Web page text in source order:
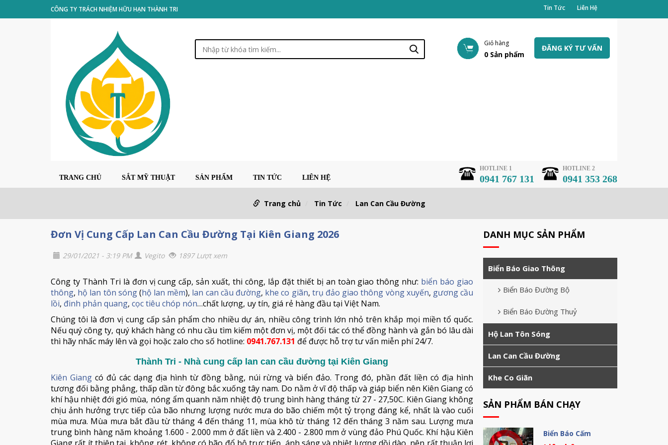
CÔNG TY TRÁCH NHIỆM HỮU HẠN THÀNH TRI Tin Tức Liên Hệ
Giỏ hàng
0 Sản phẩm
ĐĂNG KÝ TƯ VẤN
TRANG CHỦ SẮT MỸ THUẬT SẢN PHẨM TIN TỨC LIÊN HỆ
HOTLINE 2
0941 353 268
HOTLINE 1
0941 767 131
Trang chủ Tin Tức Lan Can Cầu Đường
Đơn Vị Cung Cấp Lan Can Cầu Đường Tại Kiên Giang 2026
29/01/2021 - 3:19 PM Vegito 1897 Lượt xem
Công ty Thành Tri là đơn vị cung cấp, sản xuất, thi công, lắp đặt thiết bị an toàn giao thông như: biển báo giao
thông, hộ lan tôn sóng(hộ lan mềm), lan can cầu đường, khe co giãn, trụ đảo giao thông vòng xuyến, gương cầu
lồi, đinh phản quang, cọc tiêu chóp nón…chất lượng, uy tín, giá rẻ hàng đầu tại Việt Nam.
Chúng tôi là đơn vị cung cấp sản phẩm cho nhiều dự án, nhiều công trình lớn nhỏ trên khắp mọi miền tổ quốc.
Nếu quý công ty, quý khách hàng có nhu cầu tìm kiếm một đơn vị, một đối tác có thể đồng hành và gắn bó lâu dài
thì hãy nhấc máy lên và gọi hoặc zalo cho số hotline: 0941.767.131 để được hỗ trợ tư vấn miễn phí 24/7.
Thành Tri - Nhà cung cấp lan can cầu đường tại Kiên Giang
Kiên Giangcó đủ các dạng địa hình từ đồng bằng, núi rừng và biển đảo. Trong đó, phần đất liền có địa hình
tương đối bằng phẳng, thấp dần từ đông bắc xuống tây nam. Do nằm ở vĩ độ thấp và giáp biển nên Kiên Giang có
khí hậu nhiệt đới gió mùa, nóng ẩm quanh năm nhiệt độ trung bình hàng tháng từ 27 - 27,50C. Kiên Giang không
chịu ảnh hưởng trực tiếp của bão nhưng lượng nước mưa do bão chiếm một tỷ trọng đáng kể, nhất là vào cuối
mùa mưa. Mùa mưa bắt đầu từ tháng 4 đến tháng 11, mùa khô từ tháng 12 đến tháng 3 năm sau. Lượng mưa
trung bình hàng năm khoảng 1.600 - 2.000 mm ở đất liền và 2.400 - 2.800 mm ở vùng đảo Phú Quốc. Khí hậu Kiên
DANH MỤC SẢN PHẨM
Biển Báo Giao Thông
Biển Báo Đường Bộ
Biển Báo Đường Thuỷ
Hộ Lan Tôn Sóng
Lan Can Cầu Đường
Khe Co Giãn
SẢN PHẨM BÁN CHẠY
Biển Báo Cấm